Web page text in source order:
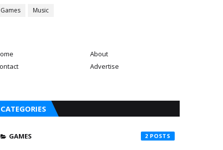
Games Music
About
Advertise
CATEGORIES
GAMES 2